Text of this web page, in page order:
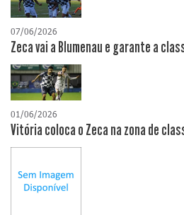
07/06/2026
Zeca vai a Blumenau e garante a
01/06/2026
Vitória coloca o Zeca na zona de